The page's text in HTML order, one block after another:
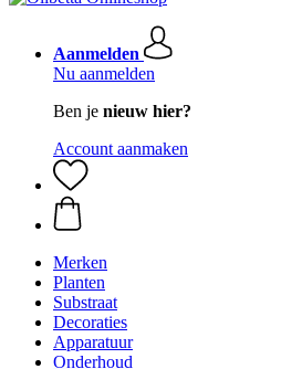
Aanmelden
Nu aanmelden
Ben je nieuw hier?
Account aanmaken
Merken
Planten
Substraat
Decoraties
Apparatuur
Onderhoud